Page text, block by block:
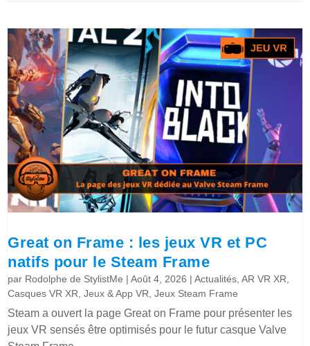
Great on Frame : les jeux VR et PC
natifs pour le Steam Frame
par Rodolphe de StylistMe |Août 4, 2026 |Actualités ,AR VR XR
Casques VR XR ,Jeux & App VR ,Jeux Steam Frame
Steam a ouvert la page Great on Frame pour présenter les
jeux VR sensés être optimisés pour le futur casque Valve